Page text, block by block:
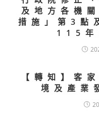
及地方各機
措施」第3點
115年
【轉知】客
境及產業